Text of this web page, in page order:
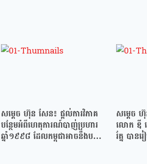
សម្ដេច ហ៊ុន សែន៖ ផ្តល់ការវិភាគ
បន្ថែមអំពីហេតុការណ៍បាញ់ប្រហារ
ឆ្នាំ១៩៩៨ ដែលកម្ពុជាអាចនឹងបន្ត
សម្ដេច
លោក ឌី ព
រ័ត្ន បាន